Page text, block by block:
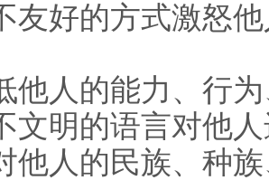
友好的方式激怒
他人的能力、行
文明的语言对他
他人的民族、种